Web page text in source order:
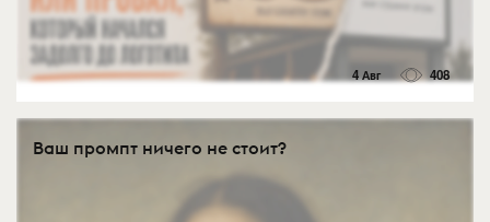
4 Авг 408
Ваш промпт ничего не стоит?